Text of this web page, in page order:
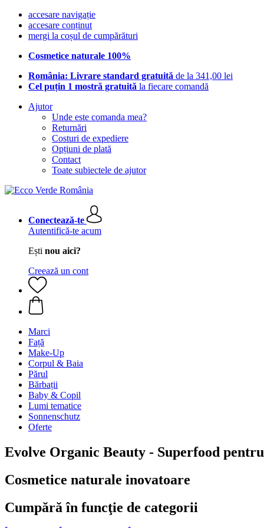
accesare navigație
accesare conținut
mergi la coșul de cumpărături
Cosmetice naturale 100%
România: Livrare standard gratuită de la 341,00 lei
Cel puțin 1 mostră gratuită la fiecare comandă
Ajutor
Unde este comanda mea?
Returnări
Costuri de expediere
Opțiuni de plată
Contact
Toate subiectele de ajutor
Conectează-te
Autentifică-te acum
Ești nou aici?
Creează un cont
Marci
Față
Make-Up
Corpul & Baia
Părul
Bărbații
Baby & Copil
Lumi tematice
Sonnenschutz
Oferte
Evolve Organic Beauty - Superfood
Cosmetice naturale inovatoare
Cumpără în funcţie de categorii